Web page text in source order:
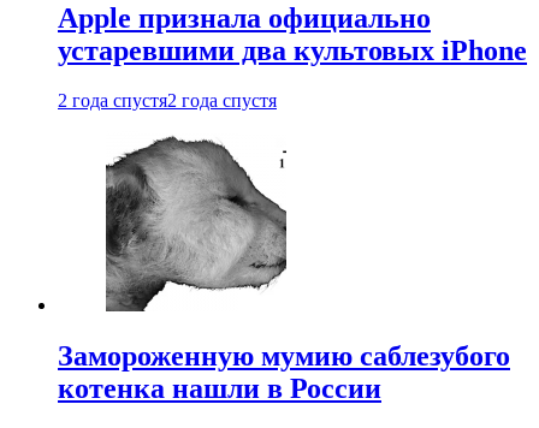
Apple признала официально
устаревшими два культовых iPhone
2 года спустя2 года спустя
Замороженную мумию саблезубого
котенка нашли в России